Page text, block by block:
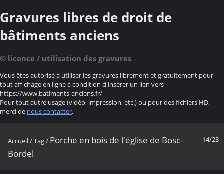
Gravures libres de droit de
bâtiments anciens
© licence / utilisation des gravures
Vous êtes autorisé à utiliser les gravures librement et gratuitement pour
tout affichage en ligne à condition d'insérer un lien vers
https://www.batiments-anciens.fr/
Pour tout autre usage (vidéo, impression, etc.) ou pour des fichiers HD,
merci de nous contacter.
14/23
Accueil/Tag/ Porche en bois de l'église de Bosc-
Bordel